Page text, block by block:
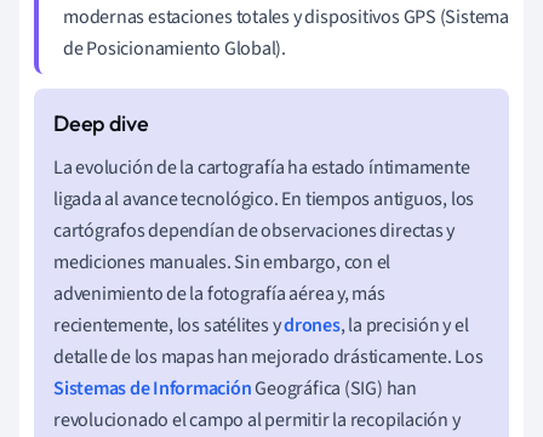
modernas estaciones totales y dispositivos GPS (Sistema
de Posicionamiento Global).
La evolución de la cartografía ha estado íntimamente
ligada al avance tecnológico. En tiempos antiguos, los
cartógrafos dependían de observaciones directas y
mediciones manuales. Sin embargo, con el
advenimiento de la fotografía aérea y, más
recientemente, los satélites ydrones, la precisión y el
detalle de los mapas han mejorado drásticamente. Los
Sistemas de InformaciónGeográfica (SIG) han
revolucionado el campo al permitir la recopilación y